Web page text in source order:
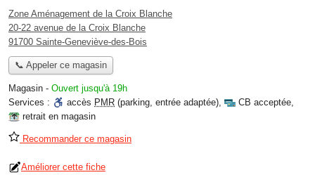
Zone Aménagement de la Croix Blanche
20-22 avenue de la Croix Blanche
91700 Sainte-Geneviève-des-Bois
📞 Appeler ce magasin
Magasin - Ouvert jusqu'à 19h
Services :
accès PMR (parking, entrée adaptée), CB acceptée,
retrait en magasin
Recommander ce magasin
Améliorer cette fiche